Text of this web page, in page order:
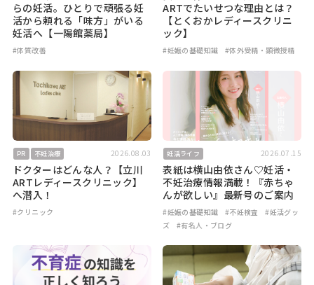
らの妊活。ひとりで頑張る妊
活から頼れる「味方」がいる
妊活へ【一陽館薬局】
#体質改善
ARTでたいせつな理由とは？
【とくおかレディースクリニ
ック】
#妊娠の基礎知識 #体外受精・顕微授精
PR 不妊治療 2026.08.03
ドクターはどんな人？【立川
ARTレディースクリニック】
へ潜入！
#クリニック
妊活ライフ 2026.07.15
表紙は横山由依さん♡妊活・
不妊治療情報満載！『赤ちゃ
んが欲しい』最新号のご案内
#妊娠の基礎知識 #不妊検査
#妊活グッ
ズ
#有名人・ブログ